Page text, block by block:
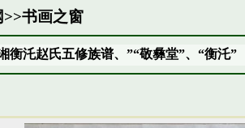
>>书画之窗
衡汑赵氏五修族谱、”“敬彝堂”、“衡汑”